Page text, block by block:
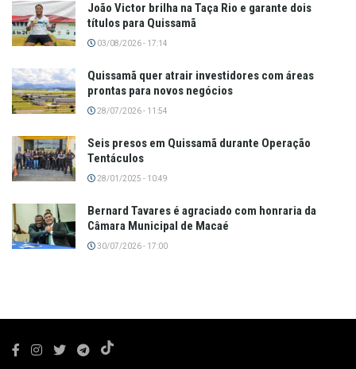
João Victor brilha na Taça Rio e garante dois
títulos para Quissamã
03/08/2026 - 17:14
Quissamã quer atrair investidores com áreas
prontas para novos negócios
28/07/2026 - 11:54
Seis presos em Quissamã durante Operação
Tentáculos
28/01/2025 - 10:49
Bernard Tavares é agraciado com honraria da
Câmara Municipal de Macaé
30/07/2026 - 17:00